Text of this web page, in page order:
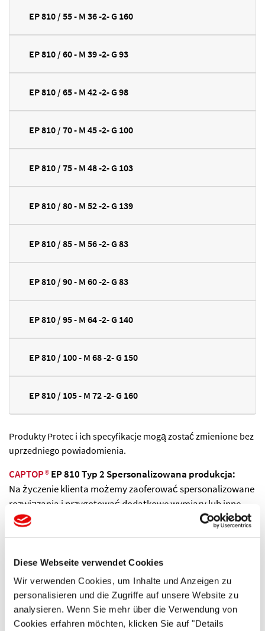
Diese Webseite verwendet Cookies
Wir verwenden Cookies, um Inhalte und Anzeigen zu
personalisieren und die Zugriffe auf unsere Website zu
analysieren. Wenn Sie mehr über die Verwendung von
Cookies erfahren möchten, klicken Sie auf "Details
EP 810 / 55 - M 36 -2- G 160
EP 810 / 60 - M 39 -2- G 93
EP 810 / 65 - M 42 -2- G 98
EP 810 / 70 - M 45 -2- G 100
EP 810 / 75 - M 48 -2- G 103
EP 810 / 80 - M 52 -2- G 139
EP 810 / 85 - M 56 -2- G 83
EP 810 / 90 - M 60 -2- G 83
EP 810 / 95 - M 64 -2- G 140
EP 810 / 100 - M 68 -2- G 150
EP 810 / 105 - M 72 -2- G 160
Produkty Protec i ich specyfikacje mogą zostać zmienione bez
uprzedniego powiadomienia.
CAPTOP®EP 810 Typ 2 Spersonalizowana produkcja:
Na życzenie klienta możemy zaoferować spersonalizowane
rozwiązania i przygotować dodatkowe wymiary lub inne
kolory naszych standardowych serii produktów.
Zamówienia, które otrzymamy przed południem, mogą
standardowej lub, w razie potrzeby, szybszej usługi.